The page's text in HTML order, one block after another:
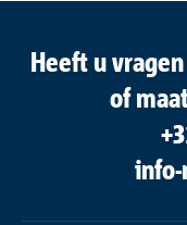
Heeft u
of
info-